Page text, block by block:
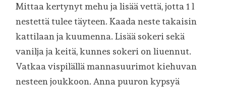
Mittaa kertynyt mehu ja lisää vettä, jotta 1 l
nestettä tulee täyteen. Kaada neste takaisin
kattilaan ja kuumenna. Lisää sokeri sekä
vanilja ja keitä, kunnes sokeri on liuennut.
Vatkaa vispilällä mannasuurimot kiehuvan
nesteen joukkoon. Anna puuron kypsyä